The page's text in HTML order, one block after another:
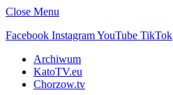
Close Menu
Facebook InstagramYouTube TikTok
Archiwum
KatoTV.eu
Chorzow.tv